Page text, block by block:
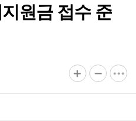
원금 접수 준